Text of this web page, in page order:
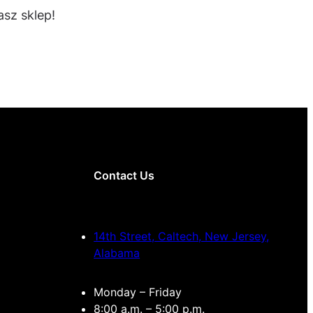
sklep!
Contact Us
14th Street, Caltech, New Jersey,
Alabama
Monday – Friday
8:00 a.m. – 5:00 p.m.